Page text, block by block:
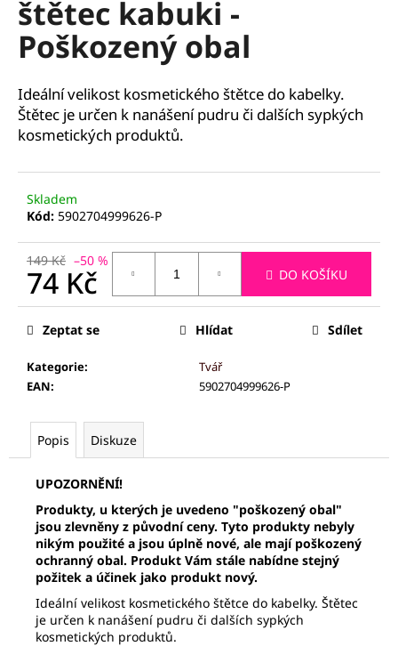
štětec kabuki -
Poškozený obal
Ideální velikost kosmetického štětce do kabelky.
Štětec je určen k nanášení pudru či dalších sypkých
kosmetických produktů.
Skladem
Kód: 5902704999626-P
149 Kč –50 %
74 Kč
Měrná
DO KOŠÍKU
Kategorie:
Tvář
EAN: 5902704999626-P
Zeptat se Hlídat Sdílet
Popis Diskuze
UPOZORNĚNÍ!
Produkty, u kterých je uvedeno "poškozený obal"
jsou zlevněny z původní ceny. Tyto produkty nebyly
nikým použité a jsou úplně nové, ale mají poškozený
ochranný obal. Produkt Vám stále nabídne stejný
požitek a účinek jako produkt nový.
Ideální velikost kosmetického štětce do kabelky. Štětec
je určen k nanášení pudru či dalších sypkých
kosmetických produktů.
a
j
t
?
D
o
p
u
e
PALSAR7
GALVANICKÁ
ŽEHLIČKA
NA
OBLIČEJ
5V1